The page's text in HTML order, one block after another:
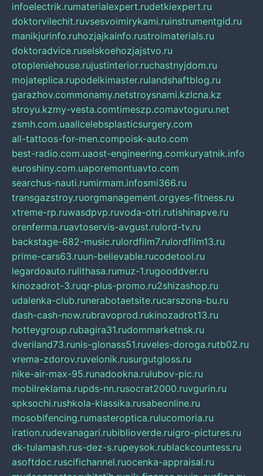
infoelectrik.rumaterialexpert.rudetkiexpert.ru
doktorvilechit.ruvsesvoimirykami.ruinstrumentgid.ru
manikjurinfo.ruhozjajkainfo.rustroimaterials.ru
doktoradvice.ruselskoehozjajstvo.ru
otopleniehouse.rujustinterior.ruchastnyjdom.ru
mojateplica.rupodelkimaster.rulandshaftblog.ru
garazhov.commonamy.netstroysnami.kzlcna.kz
stroyu.kzmy-vesta.comtimeszp.comavtoguru.net
zsmh.com.uaallcelebsplasticsurgery.com
all-tattoos-for-men.compoisk-auto.com
best-radio.com.uaost-engineering.comkuryatnik.info
euroshiny.com.uaporemontuavto.com
searchus-nauti.rumirmam.infosmi366.ru
transgazstroy.ruorgmanagement.orgyes-fitness.ru
xtreme-rp.ruwasdpvp.ruvoda-otri.rutishinapve.ru
orenferma.ruavtoservis-avgust.rulord-tv.ru
backstage-682-music.rulordfilm7.rulordfilm13.ru
prime-cars63.ruun-believable.rucodetool.ru
legardoauto.rulithasa.rumuz-1.rugooddver.ru
kinozadrot-3.ruqr-plus-promo.ru2shizashop.ru
udalenka-club.runerabotaetsite.rucarszona-bu.ru
dash-cash-now.rubravoprod.rukinozadrot13.ru
hotteygroup.rubagira31.rudommarketnsk.ru
dveriland73.runis-glonass51.ruveles-doroga.rutb02.ru
vrema-zdorov.ruvelonik.rusurgutgloss.ru
nike-air-max-95.runadookna.rulubov-pic.ru
mobilreklama.rupds-nn.rusocrat2000.ruvgurin.ru
spksochi.rushkola-klassika.rusabeonline.ru
mosoblfencing.rumasteroptica.rulucomoria.ru
iration.rudevanagari.rubiblioverde.ruigro-pictures.ru
dk-tulamash.rus-dez-s.rupeysok.rublackcountess.ru
asoftdoc.ruscifichannel.ruocenka-appraisal.ru